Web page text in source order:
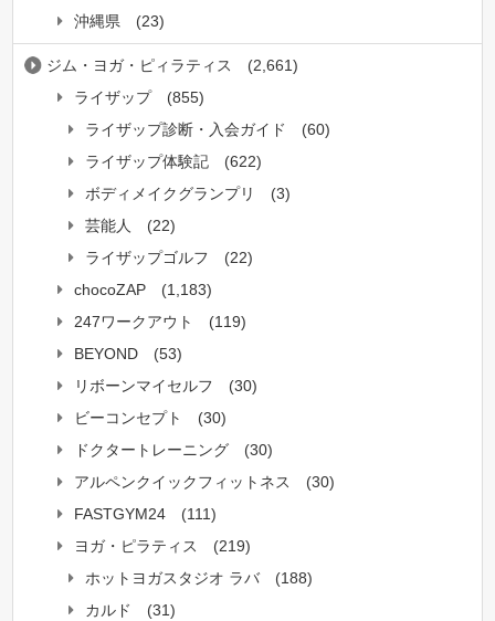
沖縄県
(23)
ジム・ヨガ・ピィラティス
(2,661)
ライザップ
(855)
ライザップ診断・入会ガイド
(60)
ライザップ体験記
(622)
ボディメイクグランプリ
(3)
芸能人
(22)
ライザップゴルフ
(22)
chocoZAP
(1,183)
247ワークアウト
(119)
BEYOND
(53)
リボーンマイセルフ
(30)
ビーコンセプト
(30)
ドクタートレーニング
(30)
アルペンクイックフィットネス
(30)
FASTGYM24
(111)
ヨガ・ピラティス
(219)
ホットヨガスタジオ ラバ
(188)
カルド
(31)